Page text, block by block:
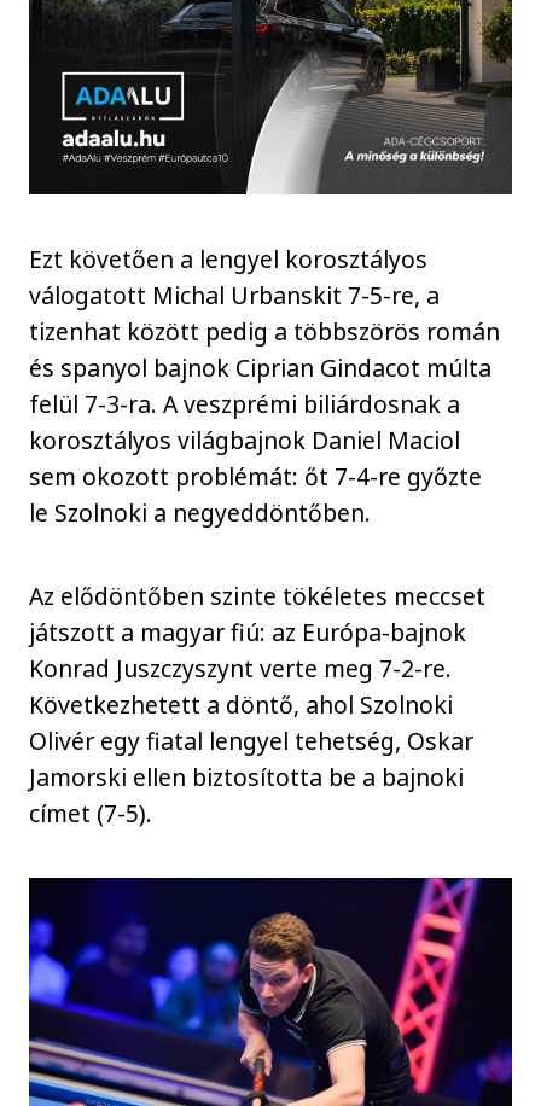
Ezt követően a lengyel korosztályos
válogatott Michal Urbanskit 7-5-re, a
tizenhat között pedig a többszörös román
és spanyol bajnok Ciprian Gindacot múlta
felül 7-3-ra. A veszprémi biliárdosnak a
korosztályos világbajnok Daniel Maciol
sem okozott problémát: őt 7-4-re győzte
le Szolnoki a negyeddöntőben.
Az elődöntőben szinte tökéletes meccset
játszott a magyar fiú: az Európa-bajnok
Konrad Juszczyszynt verte meg 7-2-re.
Következhetett a döntő, ahol Szolnoki
Olivér egy fiatal lengyel tehetség, Oskar
Jamorski ellen biztosította be a bajnoki
címet (7-5).